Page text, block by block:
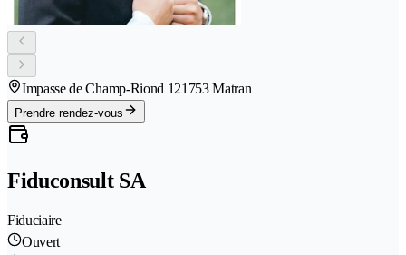
Impasse de Champ-Riond 121753 Matran
Prendre rendez-vous
Fiduconsult SA
Fiduciaire
Ouvert